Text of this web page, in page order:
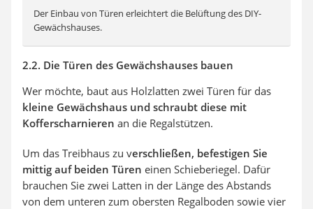
Der Einbau von Türen erleichtert die Belüftung des DIY-
Gewächshauses.
2.2. Die Türen des Gewächshauses bauen
Wer möchte, baut aus Holzlatten zwei Türen für das
kleine Gewächshaus und schraubt diese mit
Kofferscharnieren an die Regalstützen.
Um das Treibhaus zu verschließen, befestigen Sie
mittig auf beiden Türen einen Schieberiegel. Dafür
brauchen Sie zwei Latten in der Länge des Abstands
von dem unteren zum obersten Regalboden sowie vier